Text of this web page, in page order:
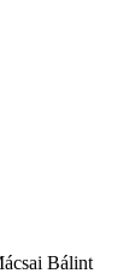
Bálint